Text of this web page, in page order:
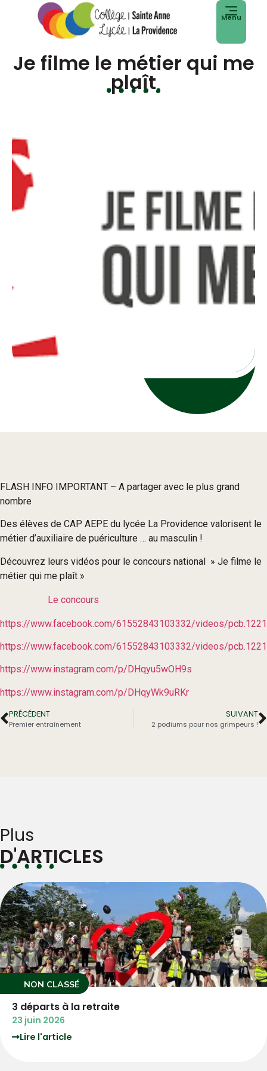
Menu
Je filme le métier qui me
plaît
FLASH INFO IMPORTANT – A partager avec le plus grand
nombre
Des élèves de CAP AEPE du lycée La Providence valorisent le
métier d’auxiliaire de puériculture … au masculin !
Découvrez leurs vidéos pour le concours national » Je filme le
métier qui me plaît »
Le concours
https://www.facebook.com/61552843103332/videos/
https://www.facebook.com/61552843103332/videos/
https://www.instagram.com/p/DHqyu5wOH9s
https://www.instagram.com/p/DHqyWk9uRKr
PRÉCÉDENT
Premier entraînement
SUIVANT
2 podiums pour nos grimpeurs !
Plus
D'ARTICLES
la retraite
LYCÉE